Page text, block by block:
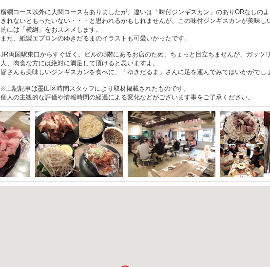
横綱コース以外に大関コースもありましたが、違いは「味付ジンギスカン」のありORなしの
きれないともったいない・・・と思われるかもしれませんが、この味付ジンギスカンが美味し
的には「横綱」をおススメします。
また、紙製エプロンのゆきだるまのイラストも可愛いかったです。
JR両国駅東口からすぐ近く。ビルの3階にあるお店のため、ちょっと目立ちませんが、ガッツ
人、肉食な方には絶対に満足して頂けると思いますよ。
皆さんも美味しいジンギスカンを食べに、「ゆきだるま」さんに足を運んでみてはいかがでし
※上記記事は墨田区時間スタッフにより取材掲載されたものです。
個人の主観的な評価や情報時間の経過による変化などがございます事をご了承ください。